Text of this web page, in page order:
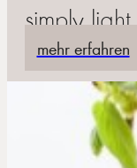
simply light
mehr erfahren